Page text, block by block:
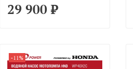
29 900 ₽
-11%